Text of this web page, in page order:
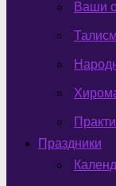
Ваши
Праздники